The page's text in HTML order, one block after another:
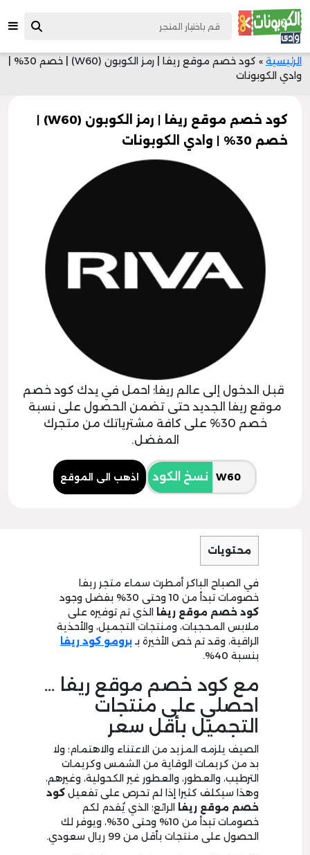
الرئيسية »
كود خصم موقع ريفا | رمز الكوبون (W60) | خصم 30% |
وادي الكوبونات
كود خصم موقع ريفا | رمز الكوبون (W60) |
خصم 30% | وادي الكوبونات
قبل الدخول إلى عالم ريفا؛ احمل في يدك كود خصم
موقع ريفا الجديد حتى تضمن الحصول على نسبة
خصم 30% على كافة مشترياتك من متجرك
المفضل.
نسخ الكود اذهب الى الموقع
محتويات
في الصباح الباكر أمطرت سماء متجر ريفا
خصومات تبدأ من 10 وحتى 30% بفضل وجود
كود خصم موقع ريفا الذي تم توفيره على
ملابس المحجبات، ومنتجات التجميل، والأحذية
الراقية، وقد تم خص الأخيرة بـبرومو كود ريفا
بنسبة 40%.
مع كود خصم موقع ريفا …
احصلي على منتجات
التجميل بأقل سعر
الصيف يلزمه المزيد من الاعتناء والاهتمام؛ ولا
بد من كريمات الوقاية من الشمس وكريمات
الترطيب، والعطور، والعطور غير الكحولية، وغيرهم،
وهذا سيكلف كثيرا إذا لم تحرص على تفعيل كود
خصم موقع ريفا الرائع؛ الذي يُقدم لكم
خصومات تبدأ من 10% وحتى 30%، ويوفر لك
الحصول على منتجات بأقل من 99 ريال سعودي.